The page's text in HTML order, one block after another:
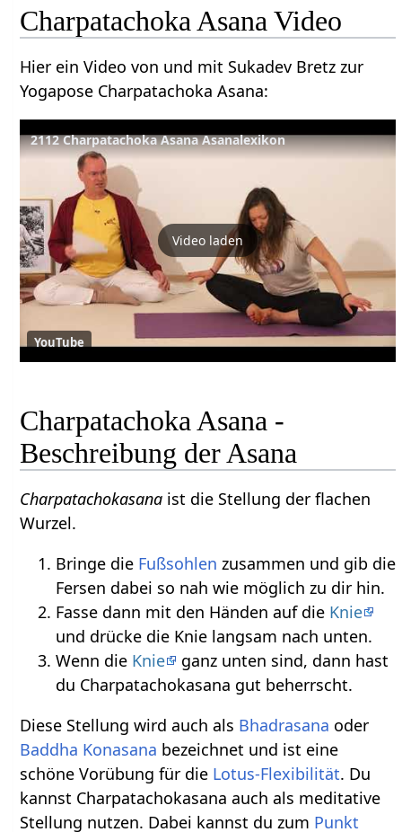
Charpatachoka Asana Video
Hier ein Video von und mit Sukadev Bretz zur
Yogapose Charpatachoka Asana:
2112 Charpatachoka Asana Asanalexikon
Video laden
YouTube
Charpatachoka Asana -
Beschreibung der Asana
Charpatachokasana ist die Stellung der flachen
Wurzel.
Bringe die Fußsohlen zusammen und gib die
Fersen dabei so nah wie möglich zu dir hin.
Fasse dann mit den Händen auf die Knie
und drücke die Knie langsam nach unten.
Wenn die Knie
ganz unten sind, dann hast
du Charpatachokasana gut beherrscht.
Diese Stellung wird auch als Bhadrasana oder
Baddha Konasana bezeichnet und ist eine
schöne Vorübung für die Lotus-Flexibilität. Du
kannst Charpatachokasana auch als meditative
Stellung nutzen. Dabei kannst du zum Punkt